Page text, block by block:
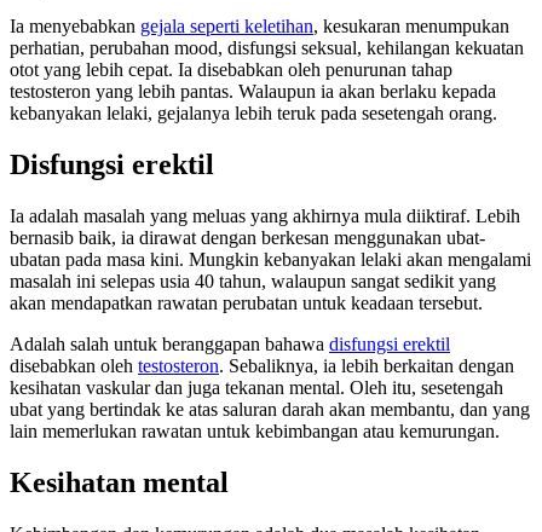
Ia menyebabkan gejala seperti keletihan, kesukaran menumpukan
perhatian, perubahan mood, disfungsi seksual, kehilangan kekuatan
otot yang lebih cepat. Ia disebabkan oleh penurunan tahap
testosteron yang lebih pantas. Walaupun ia akan berlaku kepada
kebanyakan lelaki, gejalanya lebih teruk pada sesetengah orang.
Disfungsi erektil
Ia adalah masalah yang meluas yang akhirnya mula diiktiraf. Lebih
bernasib baik, ia dirawat dengan berkesan menggunakan ubat-
ubatan pada masa kini. Mungkin kebanyakan lelaki akan mengalami
masalah ini selepas usia 40 tahun, walaupun sangat sedikit yang
akan mendapatkan rawatan perubatan untuk keadaan tersebut.
Adalah salah untuk beranggapan bahawa disfungsi erektil
disebabkan oleh testosteron. Sebaliknya, ia lebih berkaitan dengan
kesihatan vaskular dan juga tekanan mental. Oleh itu, sesetengah
ubat yang bertindak ke atas saluran darah akan membantu, dan yang
lain memerlukan rawatan untuk kebimbangan atau kemurungan.
Kesihatan mental